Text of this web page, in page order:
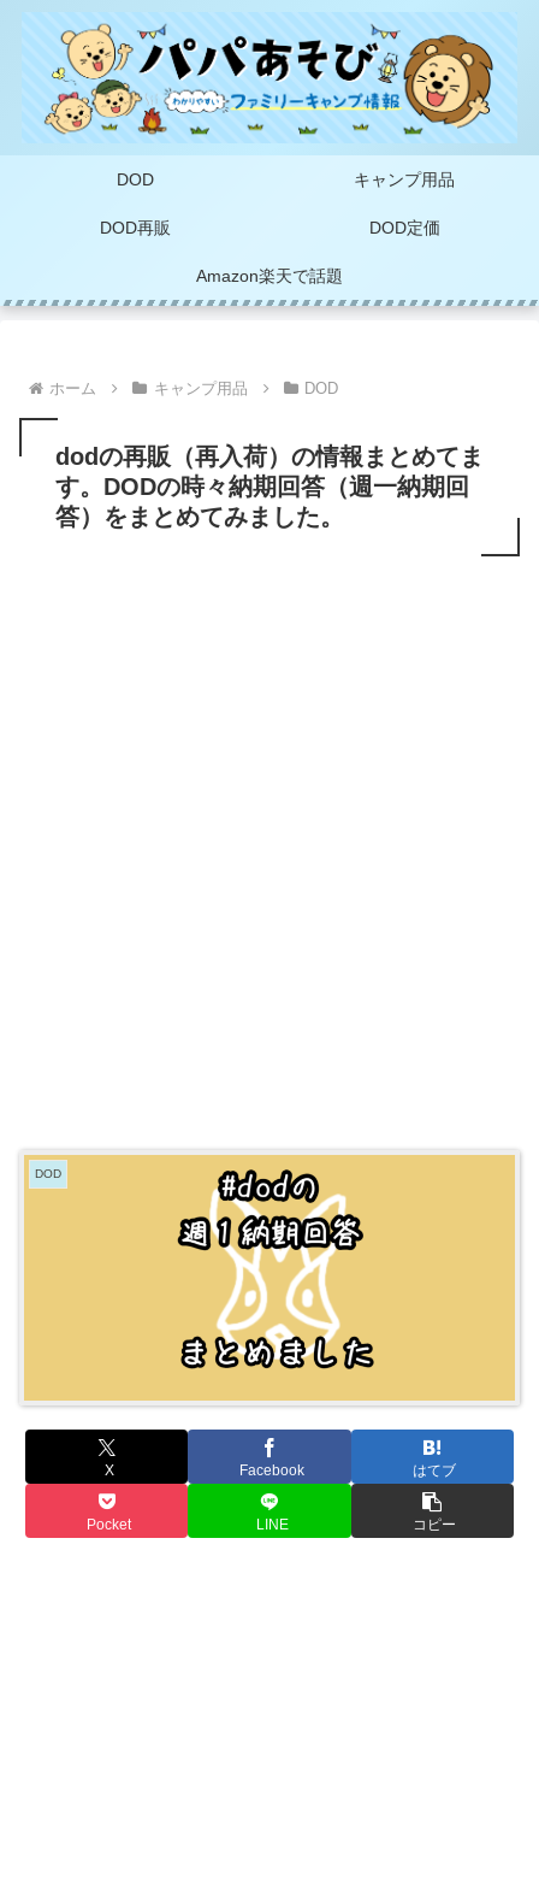
DOD キャンプ用品
DOD再販 DOD定価
Amazon楽天で話題
ホーム キャンプ用品 DOD
dodの再販（再入荷）の情報まとめてま
す。DODの時々納期回答（週一納期回
答）をまとめてみました。
DOD
X Facebook はてブ
Pocket LINE コピー